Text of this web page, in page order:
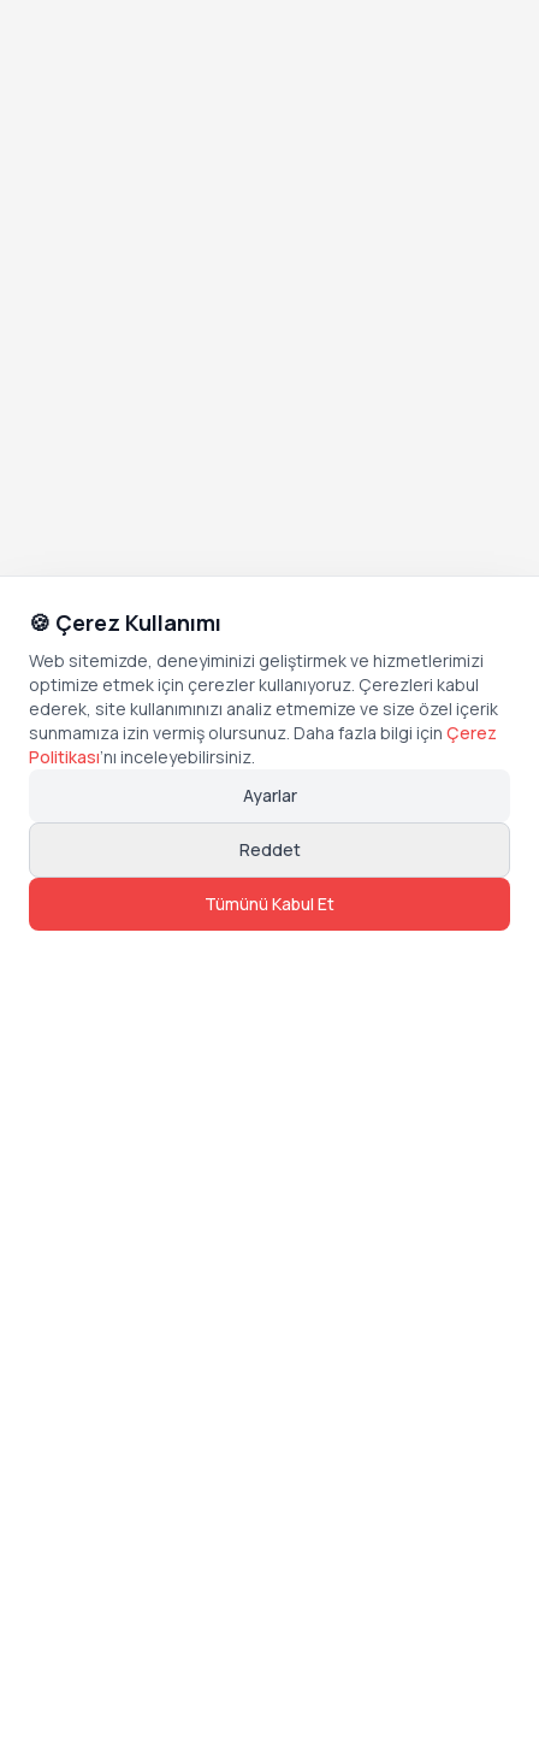
🍪 Çerez Kullanımı
Web sitemizde, deneyiminizi geliştirmek ve hizmetlerimizi
optimize etmek için çerezler kullanıyoruz. Çerezleri kabul
ederek, site kullanımınızı analiz etmemize ve size özel içerik
sunmamıza izin vermiş olursunuz. Daha fazla bilgi için Çerez
Politikası’nı inceleyebilirsiniz.
Ayarlar
Reddet
Tümünü Kabul Et